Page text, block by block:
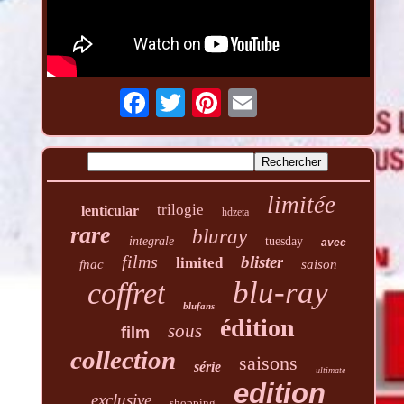
lenticular trilogie hdzeta limitée
rare integrale bluray tuesday avec
fnac films limited blister saison
coffret blufans blu-ray
film sous édition
collection série saisons ultimate
exclusive edition